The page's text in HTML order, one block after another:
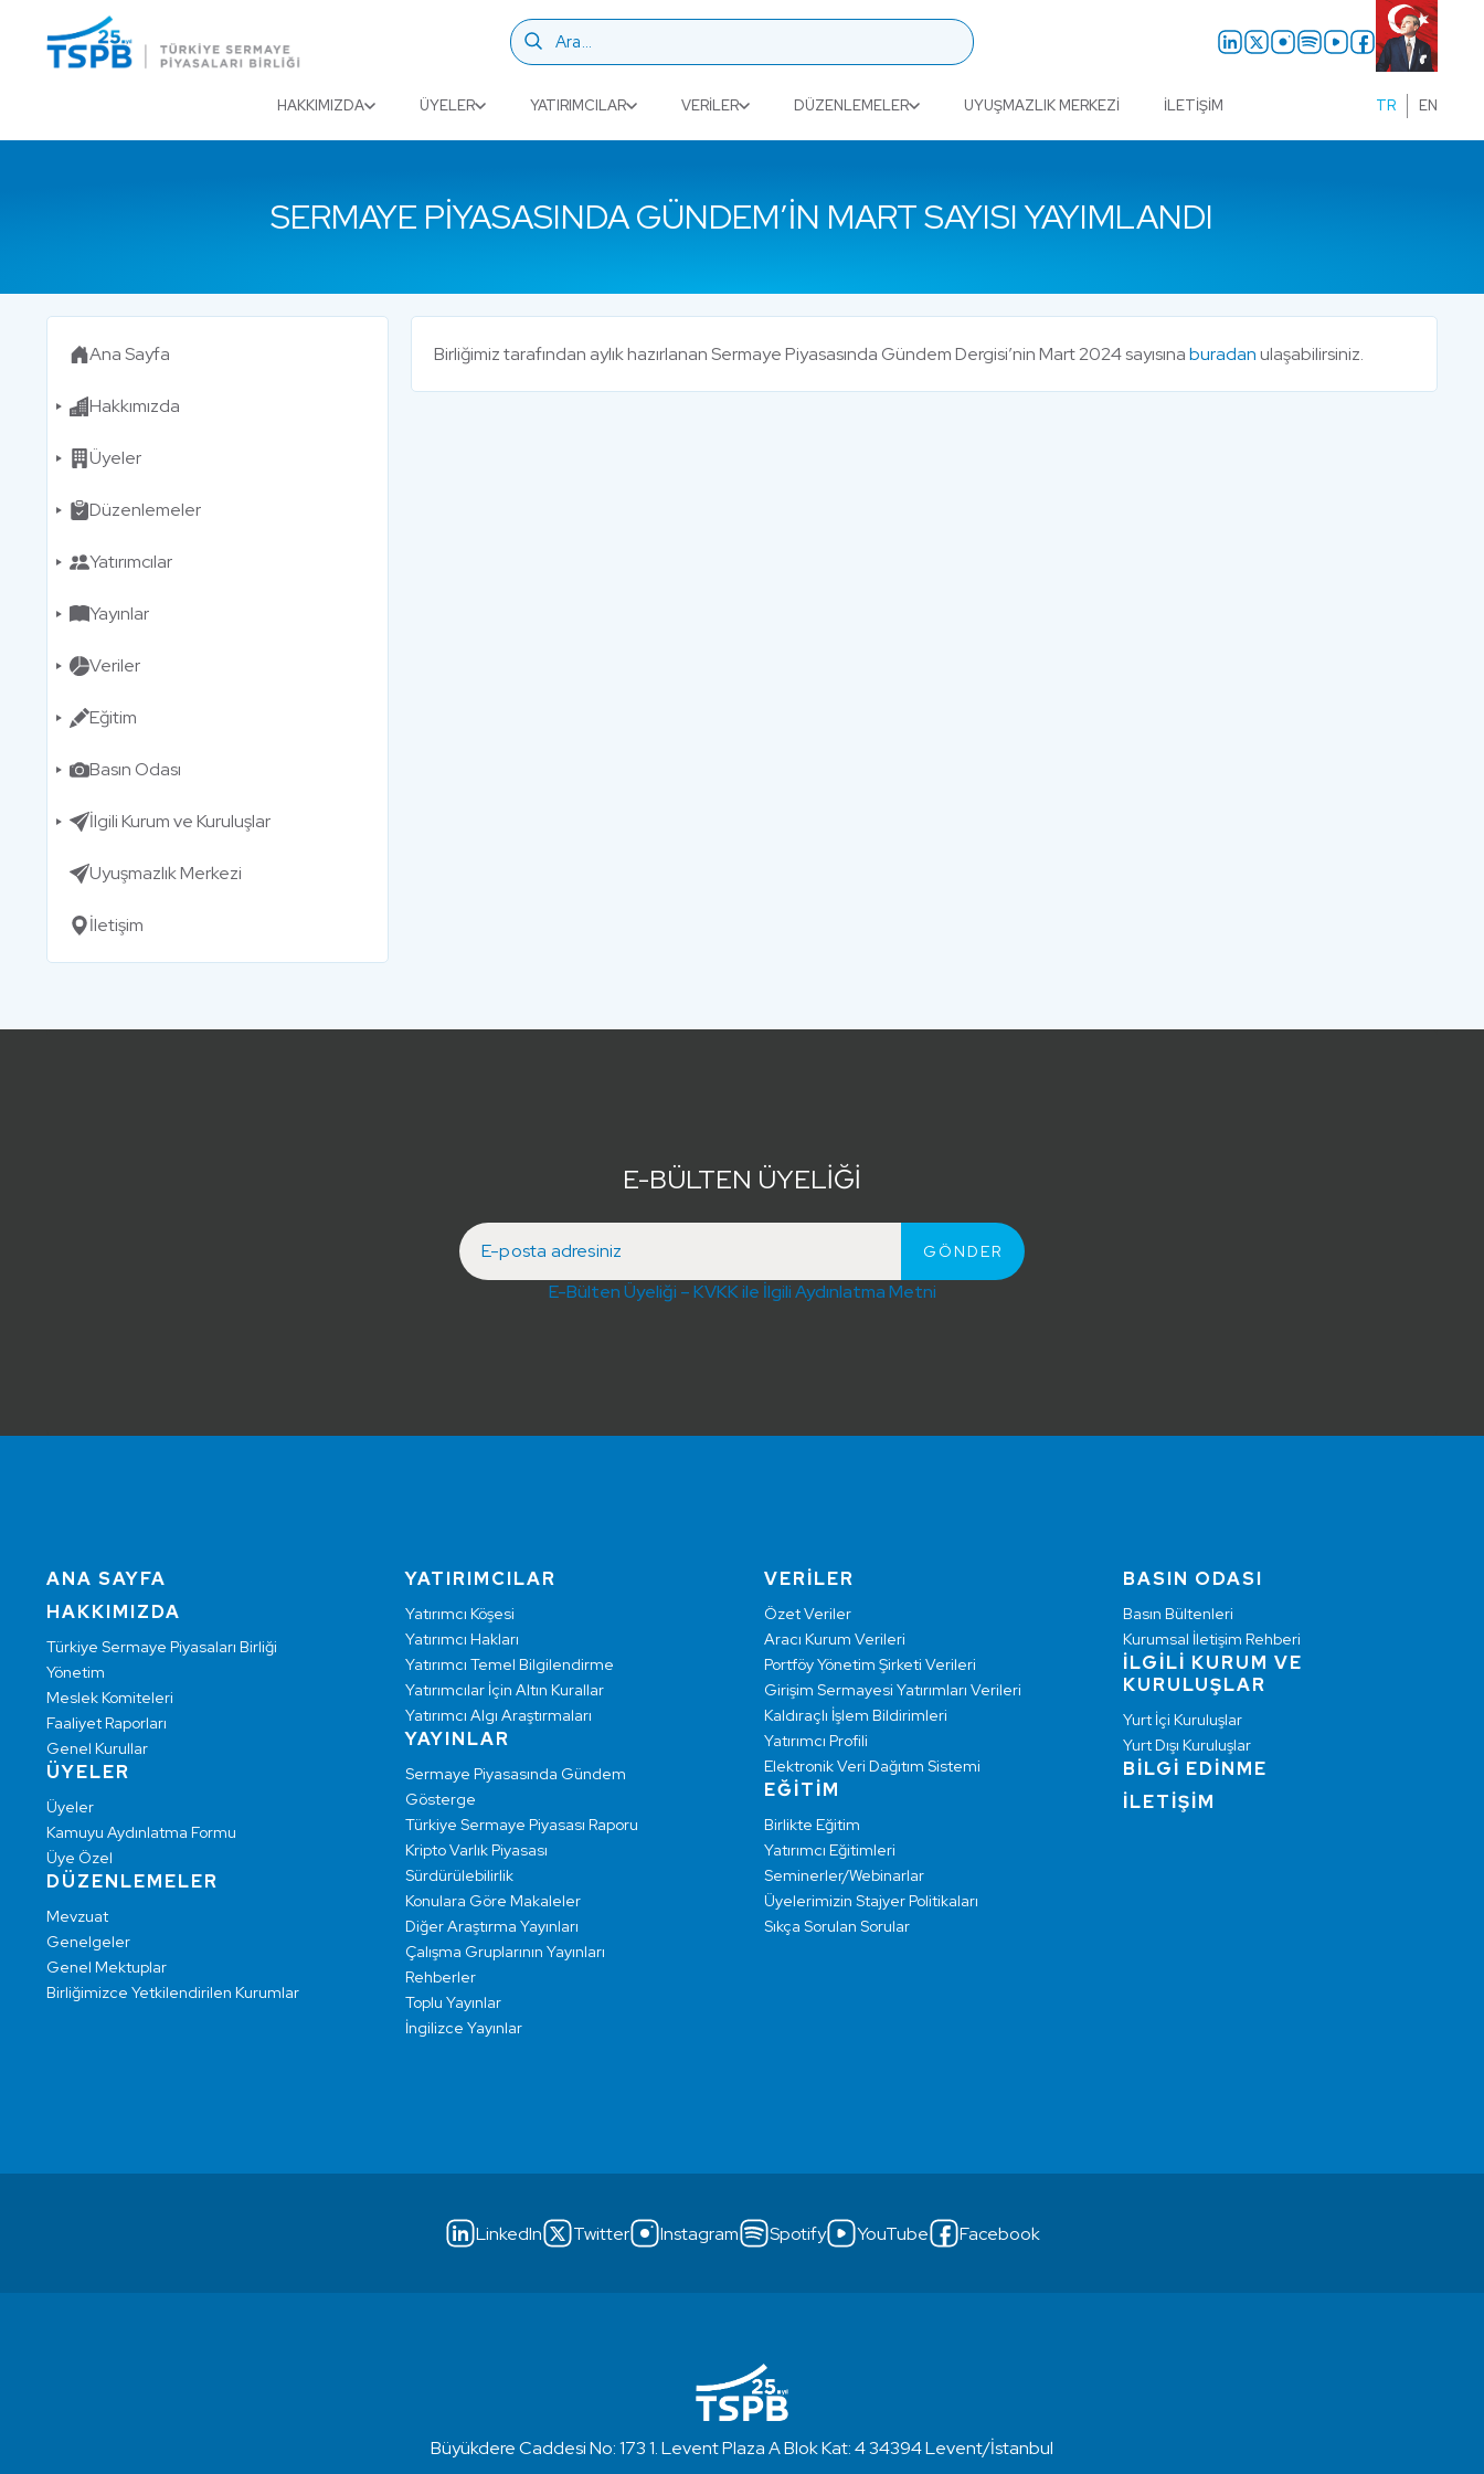
HAKKIMIZDA ÜYELER YATIRIMCILAR VERILER DÜZENLEMELER UYUŞMAZLIK MERKEZI İLETIŞIM TR EN
SERMAYE PIYASASINDA GÜNDEM’IN MART SAYISI YAYIMLANDI
Ana Sayfa
Hakkımızda
Üyeler
Düzenlemeler
Yatırımcılar
Yayınlar
Veriler
Eğitim
Basın Odası
İlgili Kurum ve Kuruluşlar
Uyuşmazlık Merkezi
İletişim
Birliğimiz tarafından aylık hazırlanan Sermaye Piyasasında Gündem Dergisi’nin Mart 2024 sayısınaburadanulaşabilirsiniz.
E-BÜLTEN ÜYELİĞİ
E-Bülten Üyeliği – KVKK ile İlgili Aydınlatma Metni
ANA SAYFA
HAKKIMIZDA
Türkiye Sermaye Piyasaları Birliği
Yönetim
Meslek Komiteleri
Faaliyet Raporları
Genel Kurullar
ÜYELER
Üyeler
Kamuyu Aydınlatma Formu
Üye Özel
DÜZENLEMELER
Mevzuat
Genelgeler
Genel Mektuplar
Birliğimizce Yetkilendirilen Kurumlar
YATIRIMCILAR
Yatırımcı Köşesi
Yatırımcı Hakları
Yatırımcı Temel Bilgilendirme
Yatırımcılar İçin Altın Kurallar
Yatırımcı Algı Araştırmaları
YAYINLAR
Sermaye Piyasasında Gündem
Gösterge
Türkiye Sermaye Piyasası Raporu
Kripto Varlık Piyasası
Sürdürülebilirlik
Konulara Göre Makaleler
Diğer Araştırma Yayınları
Çalışma Gruplarının Yayınları
Rehberler
Toplu Yayınlar
İngilizce Yayınlar
VERİLER
Özet Veriler
Aracı Kurum Verileri
Portföy Yönetim Şirketi Verileri
Girişim Sermayesi Yatırımları Verileri
Kaldıraçlı İşlem Bildirimleri
Yatırımcı Profili
Elektronik Veri Dağıtım Sistemi
EĞİTİM
Birlikte Eğitim
Yatırımcı Eğitimleri
Seminerler/Webinarlar
Üyelerimizin Stajyer Politikaları
Sıkça Sorulan Sorular
BASIN ODASI
Basın Bültenleri
Kurumsal İletişim Rehberi
İLGİLİ KURUM VE
KURULUŞLAR
Yurt İçi Kuruluşlar
Yurt Dışı Kuruluşlar
BİLGİ EDİNME
İLETİŞİM
LinkedIn Twitter Instagram Spotify YouTube Facebook
Büyükdere Caddesi No: 173 1. Levent Plaza A Blok Kat: 4 34394 Levent/İstanbul